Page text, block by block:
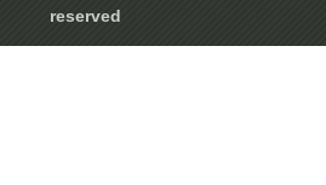
reserved